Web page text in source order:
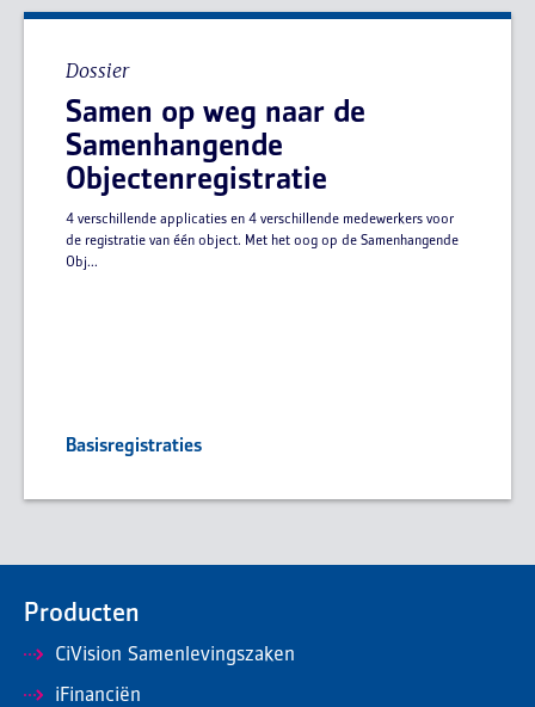
Dossier
Samen op weg naar de
Samenhangende
Objectenregistratie
4 verschillende applicaties en 4 verschillende medewerkers voor
de registratie van één object. Met het oog op de Samenhangende
Obj...
Basisregistraties
Producten
CiVision Samenlevingszaken
iFinanciën